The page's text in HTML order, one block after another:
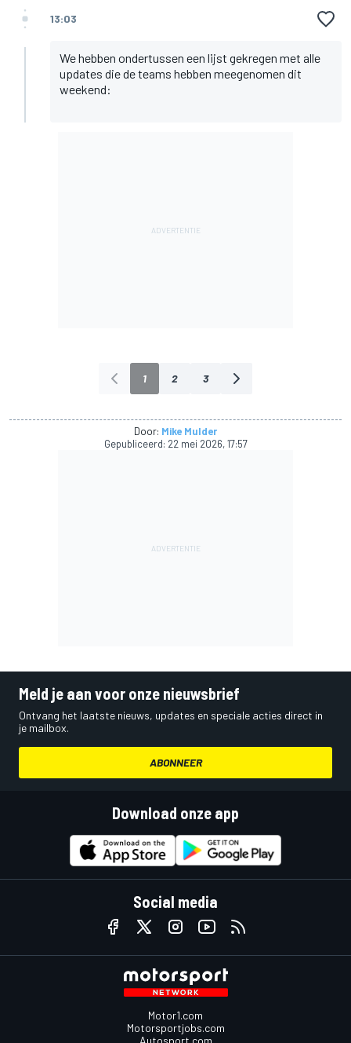
13:03
We hebben ondertussen een lijst gekregen met alle
updates die de teams hebben meegenomen dit
weekend:
1 2 3
Door: Mike Mulder
Gepubliceerd: 22 mei 2026, 17:57
Meld je aan voor onze nieuwsbrief
Ontvang het laatste nieuws, updates en speciale acties direct in
je mailbox.
ABONNEER
Download onze app
Social media
Motor1.com
Motorsportjobs.com
Autosport.com